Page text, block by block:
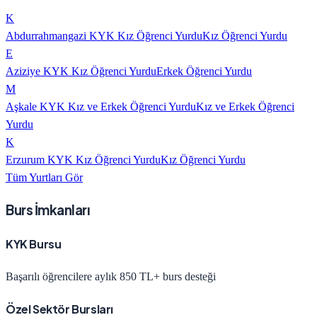
K
Abdurrahmangazi KYK Kız Öğrenci YurduKız Öğrenci Yurdu
E
Aziziye KYK Kız Öğrenci YurduErkek Öğrenci Yurdu
M
Aşkale KYK Kız ve Erkek Öğrenci YurduKız ve Erkek Öğrenci
Yurdu
K
Erzurum KYK Kız Öğrenci YurduKız Öğrenci Yurdu
Tüm Yurtları Gör
Burs İmkanları
KYK Bursu
Başarılı öğrencilere aylık 850 TL+ burs desteği
Özel Sektör Bursları